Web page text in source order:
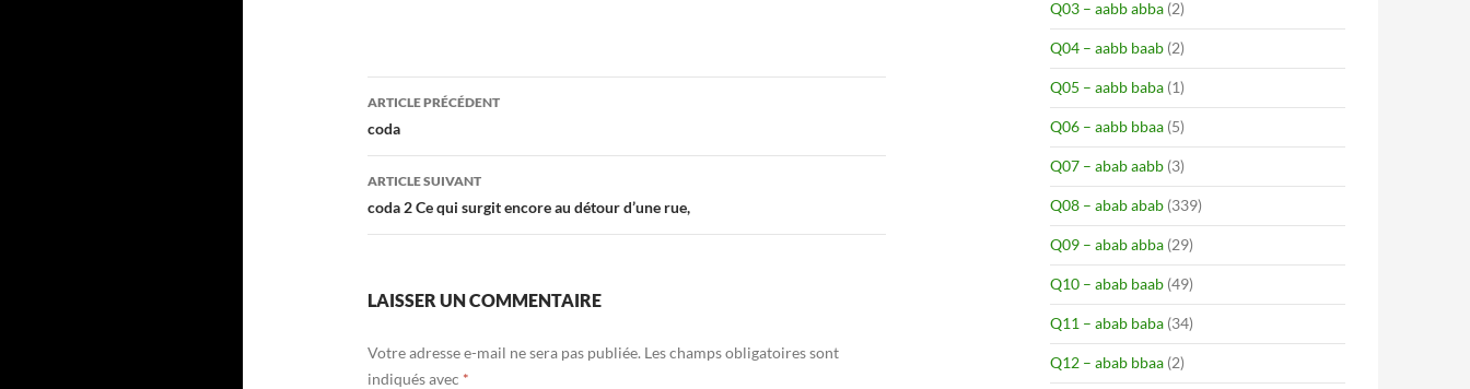
Navigation
des
articles
ARTICLE PRÉCÉDENT
coda
ARTICLE SUIVANT
coda 2 Ce qui surgit encore au détour d’une rue,
LAISSER UN COMMENTAIRE
Votre adresse e-mail ne sera pas publiée. Les champs obligatoires sont
indiqués avec *
Q03 – aabb abba (2)
Q04 – aabb baab (2)
Q05 – aabb baba (1)
Q06 – aabb bbaa (5)
Q07 – abab aabb (3)
Q08 – abab abab (339)
Q09 – abab abba (29)
Q10 – abab baab (49)
Q11 – abab baba (34)
Q12 – abab bbaa (2)